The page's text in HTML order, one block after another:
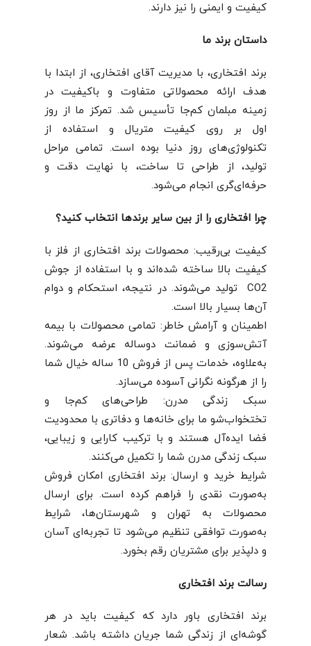
کیفیت و ایمنی را نیز دارند.
داستان برند ما
برند افتخاری، با مدیریت آقای افتخاری، از ابتدا با
هدف ارائه محصولاتی متفاوت و باکیفیت در
زمینه مبلمان کم‌جا تأسیس شد. تمرکز ما از روز
اول بر روی کیفیت متریال و استفاده از
تکنولوژی‌های روز دنیا بوده است. تمامی مراحل
تولید، از طراحی تا ساخت، با نهایت دقت و
حرفه‌ای‌گری انجام می‌شود.
چرا افتخاری را از بین سایر برندها انتخاب کنید؟
کیفیت بی‌رقیب: محصولات برند افتخاری از فلز با
کیفیت بالا ساخته شده‌اند و با استفاده از جوش
CO2 تولید می‌شوند. در نتیجه، استحکام و دوام
آن‌ها بسیار بالا است.
اطمینان و آرامش خاطر: تمامی محصولات با بیمه
آتش‌سوزی و ضمانت دوساله عرضه می‌شوند.
به‌علاوه، خدمات پس از فروش 10 ساله خیال شما
را از هرگونه نگرانی آسوده می‌سازد.
سبک زندگی مدرن: طراحی‌های کم‌جا و
تختخواب‌شو ما برای خانه‌ها و دفاتری با محدودیت
فضا ایده‌آل هستند و با ترکیب کارایی و زیبایی،
سبک زندگی مدرن شما را تکمیل می‌کنند.
شرایط خرید و ارسال: برند افتخاری امکان فروش
به‌صورت نقدی را فراهم کرده است. برای ارسال
محصولات به تهران و شهرستان‌ها، شرایط
به‌صورت توافقی تنظیم می‌شود تا تجربه‌ای آسان
و دلپذیر برای مشتریان رقم بخورد.
رسالت برند افتخاری
برند افتخاری باور دارد که کیفیت باید در هر
گوشه‌ای از زندگی شما جریان داشته باشد. شعار